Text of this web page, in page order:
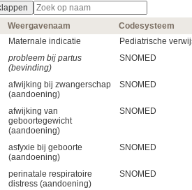
Weergavenaam
Codesysteem
Maternale indicatie
Pediatrische
probleem bij partus
(bevinding)
SNOMED
afwijking bij zwangerschap
(aandoening)
SNOMED
afwijking van
geboortegewicht
(aandoening)
SNOMED
asfyxie bij geboorte
(aandoening)
SNOMED
perinatale respiratoire
distress (aandoening)
SNOMED